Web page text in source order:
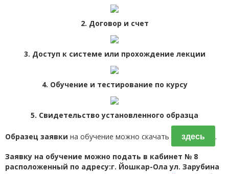
2. Договор и счет
3. Доступ к системе или прохождение лекции
4. Обучение и тестирование по курсу
5. Свидетельство установленного образца
Образец заявки на обучение можно скачать здесь .
Заявку на обучение можно подать в кабинет № 8
расположенный по адресу:г. Йошкар-Ола ул. Зарубина